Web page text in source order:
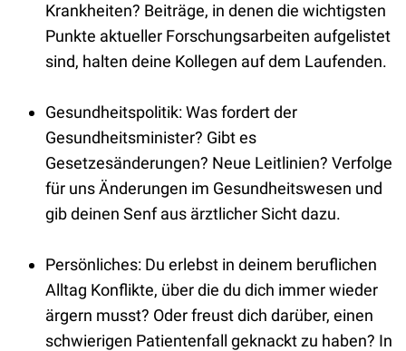
Krankheiten? Beiträge, in denen die wichtigsten
Punkte aktueller Forschungsarbeiten aufgelistet
sind, halten deine Kollegen auf dem Laufenden.
Gesundheitspolitik: Was fordert der
Gesundheitsminister? Gibt es
Gesetzesänderungen? Neue Leitlinien? Verfolge
für uns Änderungen im Gesundheitswesen und
gib deinen Senf aus ärztlicher Sicht dazu.
Persönliches: Du erlebst in deinem beruflichen
Alltag Konflikte, über die du dich immer wieder
ärgern musst? Oder freust dich darüber, einen
schwierigen Patientenfall geknackt zu haben? In